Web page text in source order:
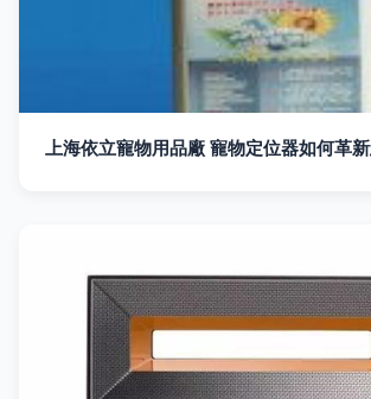
上海依立寵物用品廠 寵物定位器如何革